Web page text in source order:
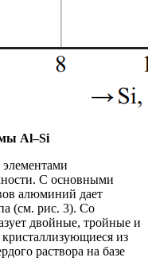
Al–Si
С основными
алюминий дает
(см. рис. 3). Со
двойные, тройные и
из
раствора на базе